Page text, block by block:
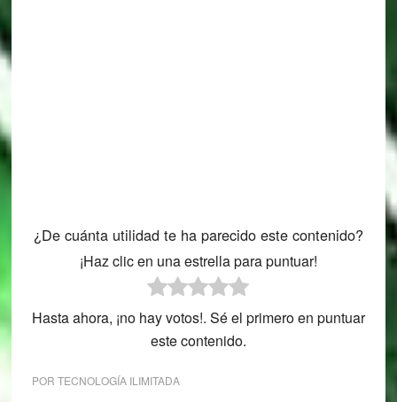
¿De cuánta utilidad te ha parecido este contenido?
¡Haz clic en una estrella para puntuar!
Hasta ahora, ¡no hay votos!. Sé el primero en puntuar
este contenido.
POR TECNOLOGÍA ILIMITADA